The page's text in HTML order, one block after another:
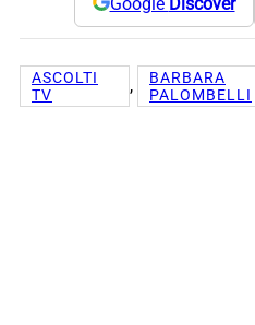
ASCOLTI
TV
,
BARBARA
PALOMBELLI